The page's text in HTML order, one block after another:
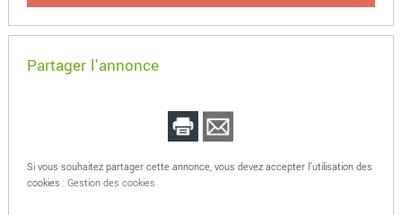
Partager l'annonce
Si vous souhaitez partager cette annonce, vous devez accepter l'utilisation des
cookies : Gestion des cookies